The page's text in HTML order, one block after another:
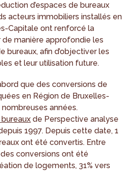
d’espaces de bureaux
acteurs immobiliers installés en
Capitale ont renforcé la
de manière approfondie les
bureaux, afin d’objectiver les
et leur utilisation future.
que des conversions de
en Région de Bruxelles-
années.
de Perspective analyse
1997. Depuis cette date, 1
ont été convertis. Entre
conversions ont été
de logements, 31% vers